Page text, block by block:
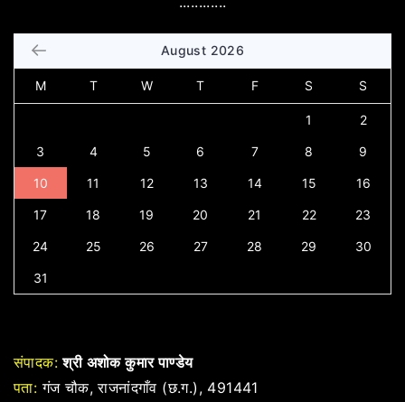
August 2026
M T W T F S S
1 2
3 4 5 6 7 8 9
10 11 12 13 14 15 16
17 18 19 20 21 22 23
24 25 26 27 28 29 30
31
संपादक: श्री अशोक कुमार पाण्डेय
पता: गंज चौक, राजनांदगाँव (छ.ग.), 491441